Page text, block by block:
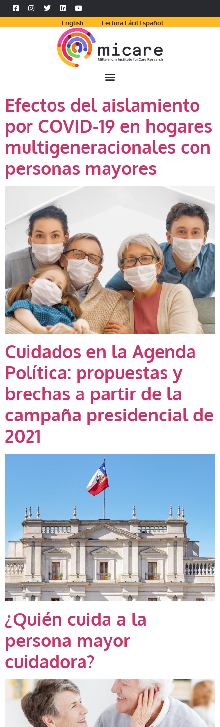
English Lectura Fácil Español
Efectos del aislamiento
por COVID-19 en hogares
multigeneracionales con
personas mayores
Cuidados en la Agenda
Política: propuestas y
brechas a partir de la
campaña presidencial de
2021
¿Quién cuida a la
persona mayor
cuidadora?